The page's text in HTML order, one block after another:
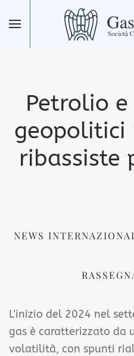
Skip to main
Petrolio
geopolitici
ribassiste
NEWS
L'inizio del 2024 nel
gas è caratterizzato da
volatilità, con spunti